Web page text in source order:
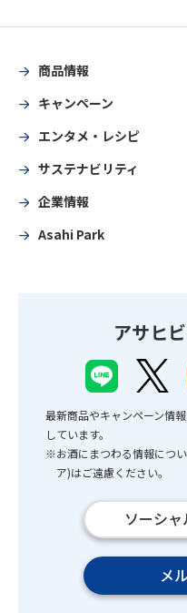
商品情報
キャンペーン
エンタメ・レシピ
サステナビリティ
企業情報
Asahi Park
アサヒ
最新商品やキャンペーン情
しています。
※お酒にまつわる情報につ
ア)はご遠慮ください。
ソーシ
メ